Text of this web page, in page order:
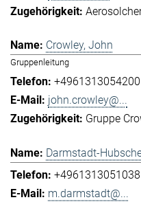
Crowley, John
Gruppenleitung
+4961313054200
john.crowley@...
Gruppe
Darmstadt-
+4961313051038
m.darmstadt@...